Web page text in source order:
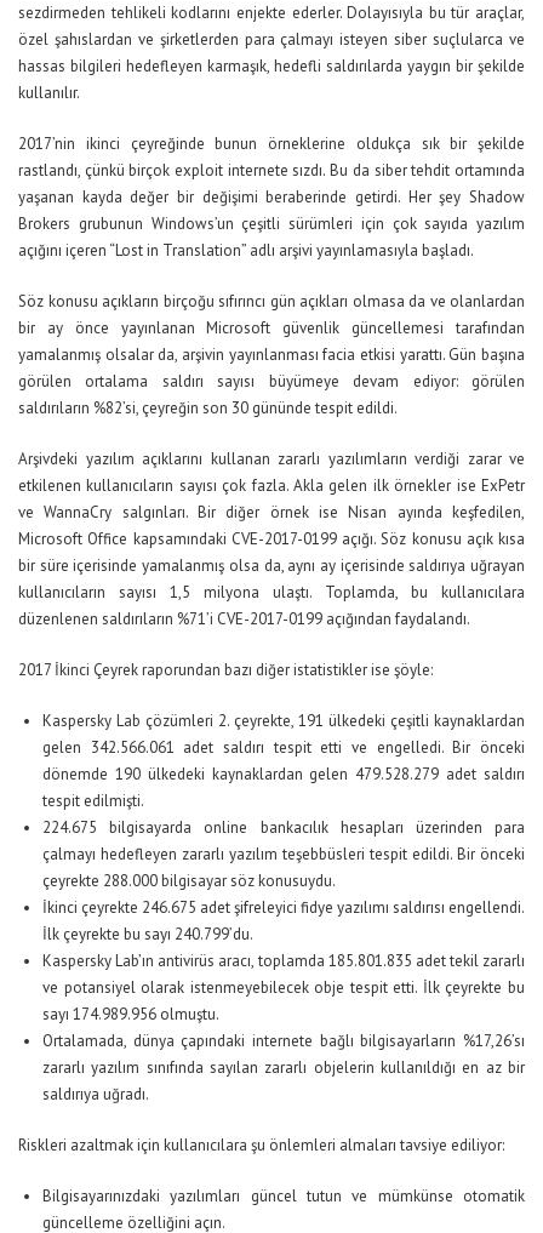
sezdirmeden tehlikeli kodlarını enjekte ederler. Dolayısıyla bu tür araçlar,
özel şahıslardan ve şirketlerden para çalmayı isteyen siber suçlularca ve
hassas bilgileri hedefleyen karmaşık, hedefli saldırılarda yaygın bir şekilde
kullanılır.
2017’nin ikinci çeyreğinde bunun örneklerine oldukça sık bir şekilde
rastlandı, çünkü birçok exploit internete sızdı. Bu da siber tehdit ortamında
yaşanan kayda değer bir değişimi beraberinde getirdi. Her şey Shadow
Brokers grubunun Windows’un çeşitli sürümleri için çok sayıda yazılım
açığını içeren “Lost in Translation” adlı arşivi yayınlamasıyla başladı.
Söz konusu açıkların birçoğu sıfırıncı gün açıkları olmasa da ve olanlardan
bir ay önce yayınlanan Microsoft güvenlik güncellemesi tarafından
yamalanmış olsalar da, arşivin yayınlanması facia etkisi yarattı. Gün başına
görülen ortalama saldırı sayısı büyümeye devam ediyor: görülen
saldırıların %82’si, çeyreğin son 30 gününde tespit edildi.
Arşivdeki yazılım açıklarını kullanan zararlı yazılımların verdiği zarar ve
etkilenen kullanıcıların sayısı çok fazla. Akla gelen ilk örnekler ise ExPetr
ve WannaCry salgınları. Bir diğer örnek ise Nisan ayında keşfedilen,
Microsoft Office kapsamındaki CVE-2017-0199 açığı. Söz konusu açık kısa
bir süre içerisinde yamalanmış olsa da, aynı ay içerisinde saldırıya uğrayan
kullanıcıların sayısı 1,5 milyona ulaştı. Toplamda, bu kullanıcılara
düzenlenen saldırıların %71’i CVE-2017-0199 açığından faydalandı.
2017 İkinci Çeyrek raporundan bazı diğer istatistikler ise şöyle:
Kaspersky Lab çözümleri 2. çeyrekte, 191 ülkedeki çeşitli kaynaklardan
gelen 342.566.061 adet saldırı tespit etti ve engelledi. Bir önceki
dönemde 190 ülkedeki kaynaklardan gelen 479.528.279 adet saldırı
tespit edilmişti.
224.675 bilgisayarda online bankacılık hesapları üzerinden para
çalmayı hedefleyen zararlı yazılım teşebbüsleri tespit edildi. Bir önceki
çeyrekte 288.000 bilgisayar söz konusuydu.
İkinci çeyrekte 246.675 adet şifreleyici fidye yazılımı saldırısı engellendi.
İlk çeyrekte bu sayı 240.799’du.
Kaspersky Lab’ın antivirüs aracı, toplamda 185.801.835 adet tekil zararlı
ve potansiyel olarak istenmeyebilecek obje tespit etti. İlk çeyrekte bu
sayı 174.989.956 olmuştu.
Ortalamada, dünya çapındaki internete bağlı bilgisayarların %17,26’sı
zararlı yazılım sınıfında sayılan zararlı objelerin kullanıldığı en az bir
saldırıya uğradı.
Riskleri azaltmak için kullanıcılara şu önlemleri almaları tavsiye ediliyor:
Bilgisayarınızdaki yazılımları güncel tutun ve mümkünse otomatik
güncelleme özelliğini açın.